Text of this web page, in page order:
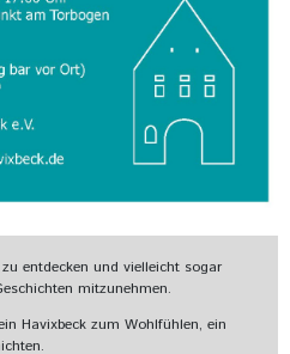
entdecken und vielleicht sogar
mitzunehmen.
Havixbeck zum Wohlfühlen, ein